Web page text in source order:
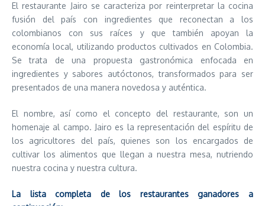
El restaurante Jairo se caracteriza por reinterpretar la cocina
fusión del país con ingredientes que reconectan a los
colombianos con sus raíces y que también apoyan la
economía local, utilizando productos cultivados en Colombia.
Se trata de una propuesta gastronómica enfocada en
ingredientes y sabores autóctonos, transformados para ser
presentados de una manera novedosa y auténtica.
El nombre, así como el concepto del restaurante, son un
homenaje al campo. Jairo es la representación del espíritu de
los agricultores del país, quienes son los encargados de
cultivar los alimentos que llegan a nuestra mesa, nutriendo
nuestra cocina y nuestra cultura.
La lista completa de los restaurantes ganadores a